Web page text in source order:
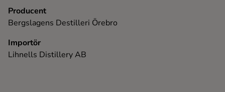
Producent
Bergslagens Destilleri Örebro
Importör
Lihnells Distillery AB